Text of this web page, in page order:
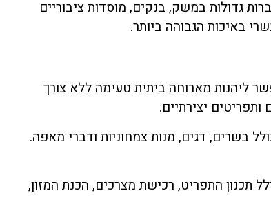
גדולות במשק, בנקים, מוסדות ציבוריים
באיכות הגבוהה ביותר.
ליהנות מארוחה ביתית טעימה ללא צורך
יצירתיים.
בשרים, דגים, מנות צמחוניות ודברי מאפה.
תכנון התפריט, רכישת מצרכים, הכנת המזון,